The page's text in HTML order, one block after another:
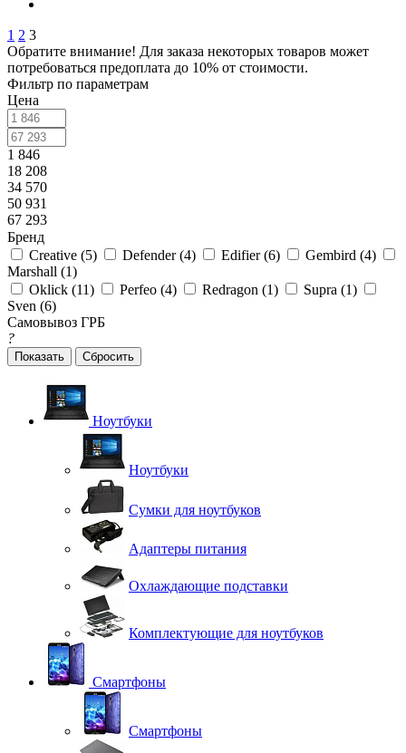
1 2 3
Обратите внимание! Для заказа некоторых товаров может
потребоваться предоплата до 10% от стоимости.
Фильтр по параметрам
Цена
1 846
18 208
34 570
50 931
67 293
Бренд
Creative (5) Defender (4) Edifier (6) Gembird (4)
Marshall (1)
Oklick (11) Perfeo (4) Redragon (1) Supra (1)
Sven (6)
Самовывоз ГРБ
?
Сбросить
Ноутбуки
Ноутбуки
Сумки для ноутбуков
Адаптеры питания
Охлаждающие подставки
Комплектующие для ноутбуков
Смартфоны
Смартфоны